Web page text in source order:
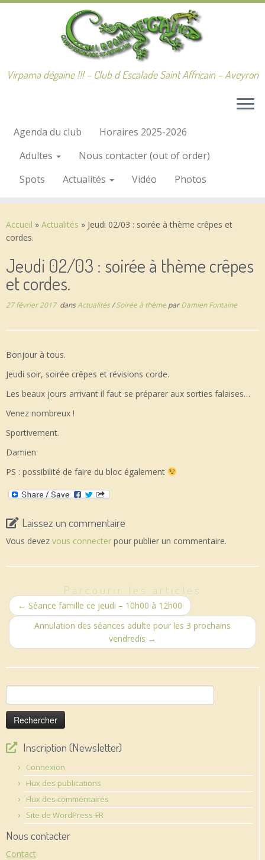
Passer
Virpama dégaine !!! – Club d Escalade Saint Affricain – Aveyron
Agenda du club
Horaires 2025-2026
Adultes
Nous contacter (out of order)
Spots
Actualités Vidéo Photos
Accueil » Actualités » Jeudi 02/03 : soirée à thème crêpes et
cordes.
Jeudi 02/03 : soirée à thème crêpes
et cordes.
27 février 2017dansActualités/Soirée à thème parDamien Fontaine
Bonjour à tous.
Jeudi soir, soirée crêpes et révisions corde.
Les beaux jours arrivant il faut se préparer aux sorties falaises…
Venez nombreux !
Sportivement.
Damien
PS : possibilité de faire du bloc également
Laissez un commentaire
Vous devez vous connecter pour publier un commentaire.
Parcourir les articles
← Séance famille ce jeudi – 10h00 à 12h00
Annulation des séances adulte pour les 3 prochains
vendredis →
Rechercher :
Inscription (Newsletter)
Connexion
Flux des publications
Flux des commentaires
Site de WordPress-FR
Nous contacter
Contact